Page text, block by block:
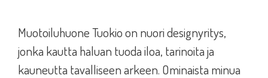
Muotoiluhuone Tuokio on nuori designyritys,
jonka kautta haluan tuoda iloa, tarinoita ja
kauneutta tavalliseen arkeen. Ominaista minua